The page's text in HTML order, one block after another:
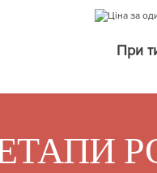
При